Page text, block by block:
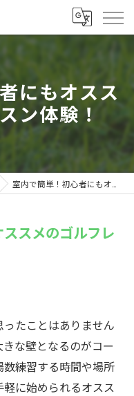
にもオスス
ン体験！
室内で簡単！初心者にもオススメのゴルフレッスン体験！
スメのゴルフレ
たことはありません
な壁となるのがコー
練習する時間や場所
に始められるオスス